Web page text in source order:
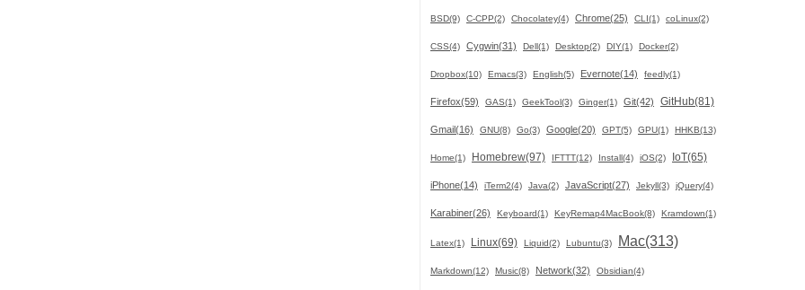
BSD(9) C-CPP(2) Chocolatey(4) Chrome(25) CLI(1) coLinux(2)
CSS(4) Cygwin(31) Dell(1) Desktop(2) DIY(1) Docker(2)
Dropbox(10) Emacs(3) English(5) Evernote(14) feedly(1)
Firefox(59) GAS(1) GeekTool(3) Ginger(1) Git(42) GitHub(81)
Gmail(16) GNU(8) Go(3) Google(20) GPT(5) GPU(1) HHKB(13)
Home(1) Homebrew(97) IFTTT(12) Install(4) iOS(2) IoT(65)
iPhone(14) iTerm2(4) Java(2) JavaScript(27) Jekyll(3) jQuery(4)
Karabiner(26) Keyboard(1) KeyRemap4MacBook(8) Kramdown(1)
Latex(1) Linux(69) Liquid(2) Lubuntu(3) Mac(313)
Markdown(12) Music(8) Network(32) Obsidian(4)